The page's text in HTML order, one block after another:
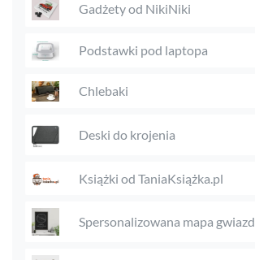
Gadżety od NikiNiki
Podstawki pod laptopa
Chlebaki
Deski do krojenia
Książki od TaniaKsiążka.pl
Spersonalizowana mapa gwiazd